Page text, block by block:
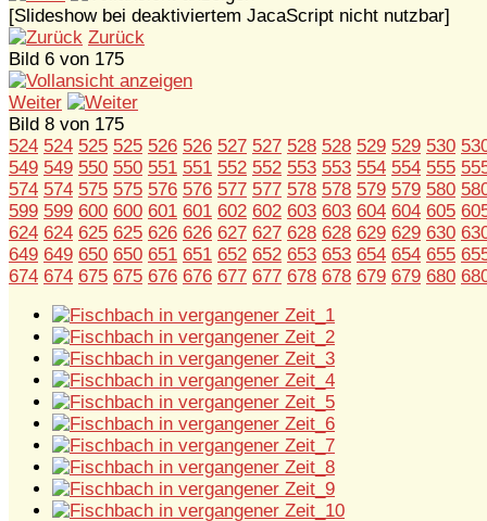
[Slideshow bei deaktiviertem JacaScript nicht nutzbar]
Zurück
Bild 6 von 175
Weiter
Bild 8 von 175
524 524 525 525 526 526 527 527 528 528 529 529 530
549 549 550 550 551 551 552 552 553 553 554 554 555
574 574 575 575 576 576 577 577 578 578 579 579 580
599 599 600 600 601 601 602 602 603 603 604 604 605
624 624 625 625 626 626 627 627 628 628 629 629 630
649 649 650 650 651 651 652 652 653 653 654 654 655
674 674 675 675 676 676 677 677 678 678 679 679 680